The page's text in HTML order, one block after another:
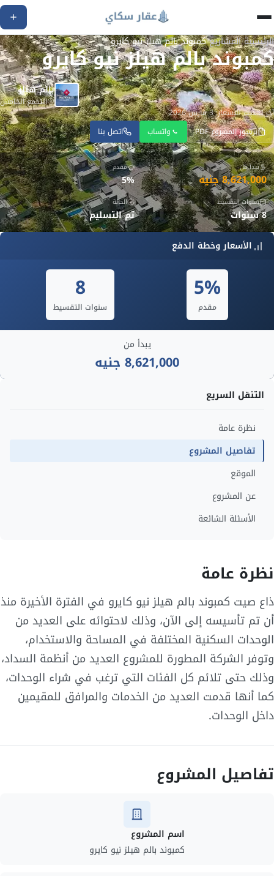
الرئيسية/المشاريع/كمبوند بالم هيلز نيو كايرو
كمبوند بالم هيلز نيو كايرو
برشور المشروع PDF واتساب اتصل بنا
آخر تحديث للأسعار: 3 مارس 2026
بالم هيلز
التجمع الخامس
يبدأ من
8,621,000 جنيه
مقدم
5%
سنوات التقسيط
8 سنوات
الحالة
تم التسليم
نظرة عامة
ذاع صيت كمبوند بالم هيلز نيو كايرو في الفترة الأخيرة منذ
أن تم تأسيسه إلى الآن، وذلك لاحتوائه على العديد من
الوحدات السكنية المختلفة في المساحة والاستخدام،
وتوفر الشركة المطورة للمشروع العديد من أنظمة السداد،
وذلك حتى تلائم كل الفئات التي ترغب في شراء الوحدات،
كما أنها قدمت العديد من الخدمات والمرافق للمقيمين
داخل الوحدات.
تفاصيل المشروع
اسم المشروع
كمبوند بالم هيلز نيو كايرو
التنقل السريع
نظرة عامة
تفاصيل المشروع
الموقع
عن المشروع
الأسئلة الشائعة
الأسعار وخطة الدفع
5%
مقدم
8
سنوات التقسيط
يبدأ من
8,621,000 جنيه